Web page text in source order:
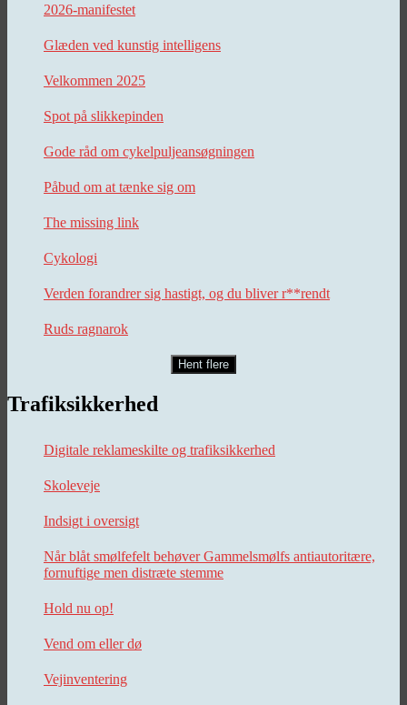
2026-manifestet
Glæden ved kunstig intelligens
Velkommen 2025
Spot på slikkepinden
Gode råd om cykelpuljeansøgningen
Påbud om at tænke sig om
The missing link
Cykologi
Verden forandrer sig hastigt, og du bliver r**rendt
Ruds ragnarok
Hent flere
Trafiksikkerhed
Digitale reklameskilte og trafiksikkerhed
Skoleveje
Indsigt i oversigt
Når blåt smølfefelt behøver Gammelsmølfs antiautoritære,
fornuftige men distræte stemme
Hold nu op!
Vend om eller dø
Vejinventering